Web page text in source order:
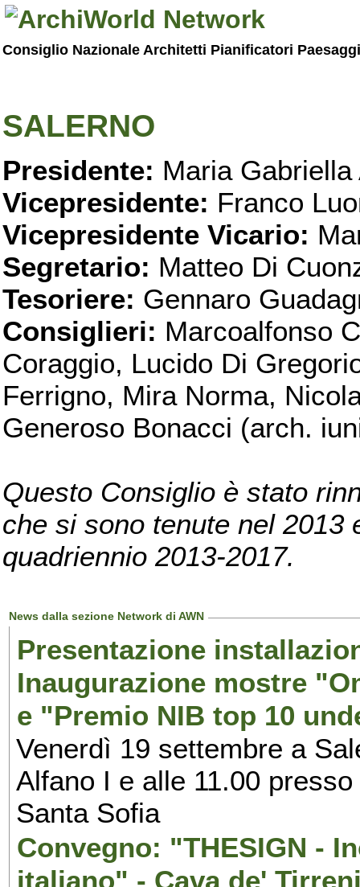
Consiglio Nazionale Architetti Pianificatori
SALERNO
Presidente: Maria Gabriella
Vicepresidente: Franco
Vicepresidente Vicario:
Segretario: Matteo Di
Tesoriere: Gennaro
Consiglieri: Marcoalfonso
Coraggio, Lucido Di
Ferrigno, Mira Norma,
Generoso Bonacci (arch.
Questo Consiglio è stato
che si sono tenute nel 2013
quadriennio 2013-2017.
News dalla sezione Network di AWN
Presentazione
Inaugurazione mostre
e "Premio NIB top 10
Venerdì 19 settembre a
Alfano I e alle 11.00
Santa Sofia
Convegno: "THESIGN -
italiano" - Cava de'